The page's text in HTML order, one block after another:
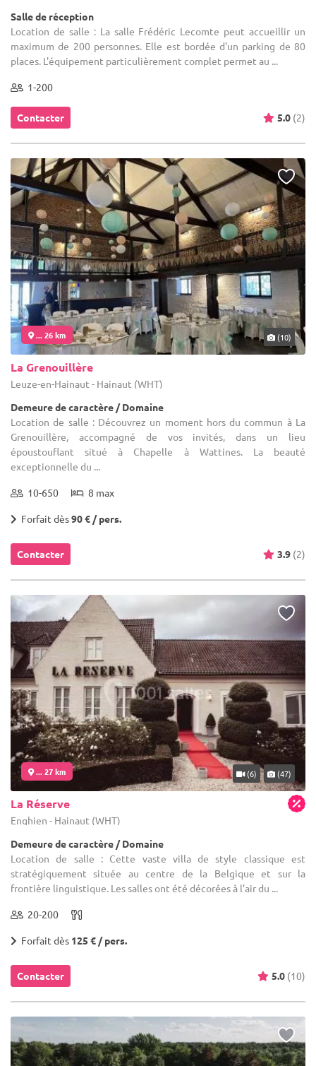
Salle de réception
Location de salle : La salle Frédéric Lecomte peut accueillir un
maximum de 200 personnes. Elle est bordée d'un parking de 80
places. L'équipement particulièrement complet permet au ...
1-200
Contacter 5.0 (2)
... 26 km (10)
La Grenouillère
Leuze-en-Hainaut - Hainaut (WHT)
Demeure de caractère / Domaine
Location de salle : Découvrez un moment hors du commun à La
Grenouillère, accompagné de vos invités, dans un lieu
époustouflant situé à Chapelle à Wattines. La beauté
exceptionnelle du ...
10-650 8 max
Forfait dès90 € / pers.
Contacter 3.9 (2)
... 27 km (6) (47)
La Réserve
Enghien - Hainaut (WHT)
Demeure de caractère / Domaine
Location de salle : Cette vaste villa de style classique est
stratégiquement située au centre de la Belgique et sur la
frontière linguistique. Les salles ont été décorées à l’air du ...
20-200
Forfait dès 125 € / pers.
Contacter 5.0 (10)